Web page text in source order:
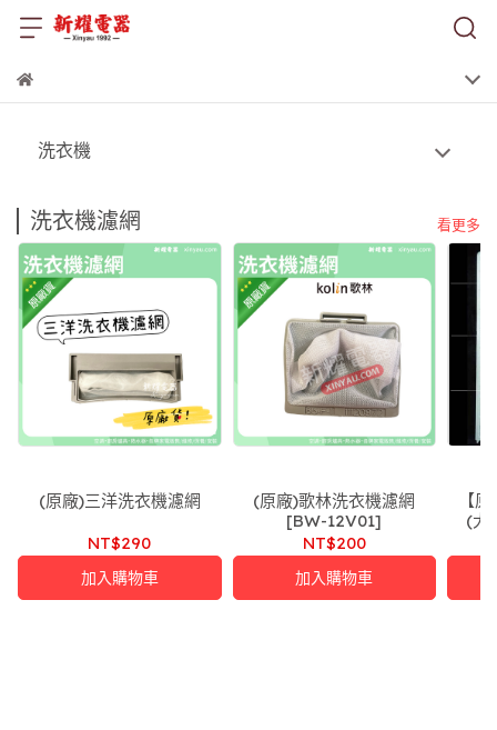
洗衣機
洗衣機濾網 看更多
(原廠)三洋洗衣機濾網
NT$290
加入購物車
(原廠)歌林洗衣機濾網
[BW-12V01]
NT$200
加入購物車
【
(大